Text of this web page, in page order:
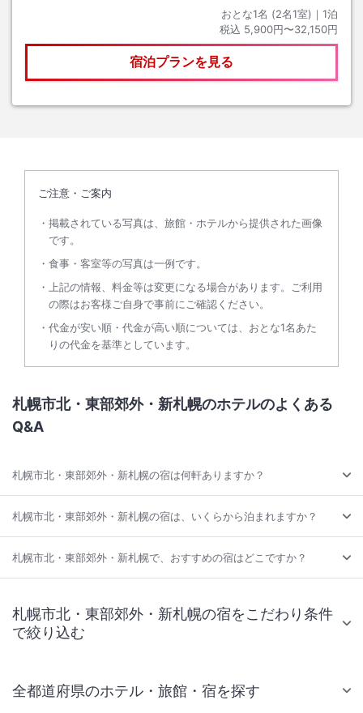
おとな1名 (2名1室)｜ 1泊
税込 5,900円〜32,150円
宿泊プランを見る
ご注意・ご案内
掲載されている写真は、旅館・ホテルから提供された画像
です。
食事・客室等の写真は一例です。
上記の情報、料金等は変更になる場合があります。ご利用
の際はお客様ご自身で事前にご確認ください。
代金が安い順・代金が高い順については、おとな1名あた
りの代金を基準としています。
札幌市北・東部郊外・新札幌のホテルのよくある
Q&A
札幌市北・東部郊外・新札幌の宿は何軒ありますか？
札幌市北・東部郊外・新札幌の宿は、いくらから泊まれますか？
札幌市北・東部郊外・新札幌で、おすすめの宿はどこですか？
札幌市北・東部郊外・新札幌の宿をこだわり条件
で絞り込む
全都道府県のホテル・旅館・宿を探す